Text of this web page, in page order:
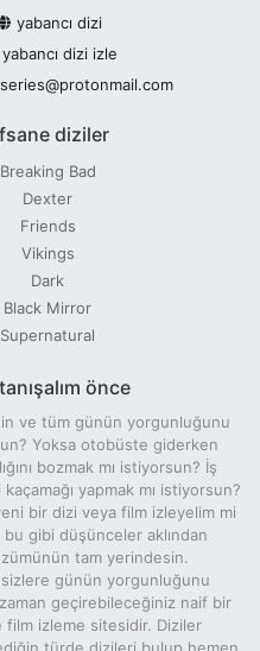
Sezon 8. Bölüm
5. Sezon 9. Bölüm
Episode 5x9
5. Sezon 10. Bölüm
Episode 5x10
yabancı dizi
yabancı dizi izle
diziler
Breaking Bad
Dexter
Friends
Vikings
Dark
Black Mirror
Supernatural
önce
ve tüm günün yorgunluğunu
Yoksa otobüste giderken
bozmak mı istiyorsun? İş
yapmak mı istiyorsun?
bir dizi veya film izleyelim mi
gibi düşünceler aklından
tam yerindesin.
sizlere günün yorgunluğunu
geçirebileceğiniz naif bir
film izleme sitesidir. Diziler